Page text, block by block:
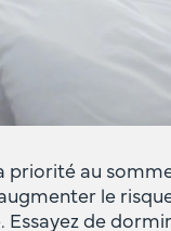
priorité au
le
de